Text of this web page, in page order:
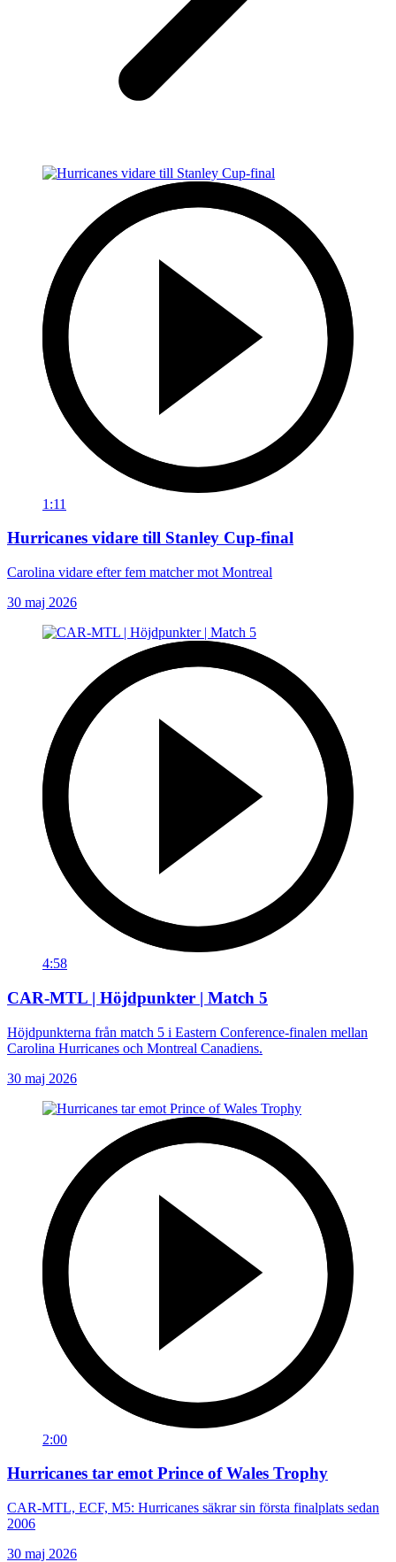
1:11
Hurricanes vidare till Stanley Cup-final
Carolina vidare efter fem matcher mot Montreal
30 maj 2026
4:58
CAR-MTL | Höjdpunkter | Match 5
Höjdpunkterna från match 5 i Eastern Conference-finalen mellan
Carolina Hurricanes och Montreal Canadiens.
30 maj 2026
2:00
Hurricanes tar emot Prince of Wales Trophy
CAR-MTL, ECF, M5: Hurricanes säkrar sin första finalplats sedan
2006
30 maj 2026